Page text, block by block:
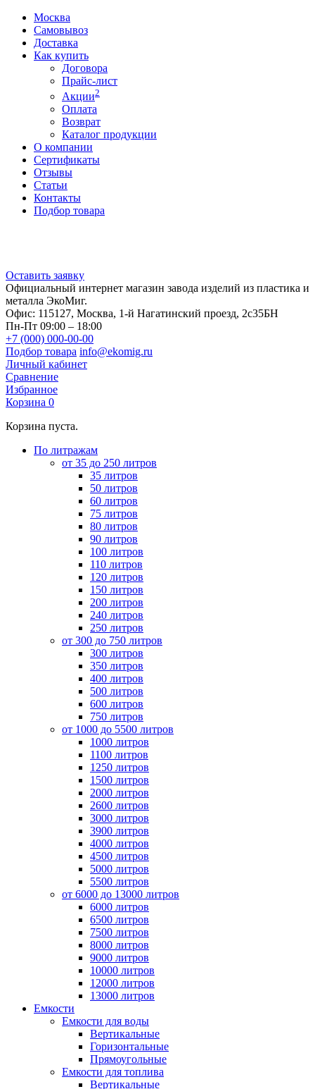
Москва
Самовывоз
Доставка
Как купить
Договора
Прайс-лист
Акции2
Оплата
Возврат
Каталог продукции
О компании
Сертификаты
Отзывы
Статьи
Контакты
Подбор товара
Оставить заявку
Официальный интернет магазин завода изделий из пластика и
металла ЭкоМиг.
Офис: 115127, Москва, 1-й Нагатинский проезд, 2с35БН
Пн-Пт 09:00 – 18:00
+7 (000) 000-00-00
Подбор товара info@ekomig.ru
Личный кабинет
Сравнение
Избранное
Корзина 0
Корзина пуста.
По литражам
от 35 до 250 литров
35 литров
50 литров
60 литров
75 литров
80 литров
90 литров
100 литров
110 литров
120 литров
150 литров
200 литров
240 литров
250 литров
от 300 до 750 литров
300 литров
350 литров
400 литров
500 литров
600 литров
750 литров
от 1000 до 5500 литров
1000 литров
1100 литров
1250 литров
1500 литров
2000 литров
2600 литров
3000 литров
3900 литров
4000 литров
4500 литров
5000 литров
5500 литров
от 6000 до 13000 литров
6000 литров
6500 литров
7500 литров
8000 литров
9000 литров
10000 литров
12000 литров
13000 литров
Емкости
Емкости для воды
Вертикальные
Горизонтальные
Прямоугольные
Емкости для топлива
Вертикальные